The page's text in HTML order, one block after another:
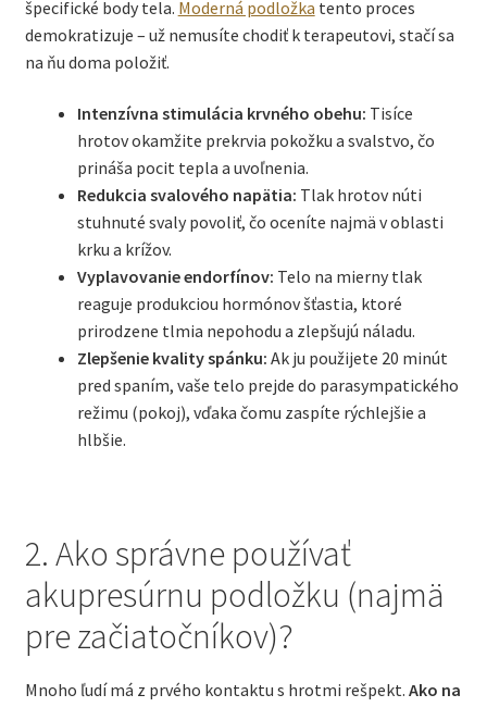
špecifické body tela. Moderná podložka tento proces
demokratizuje – už nemusíte chodiť k terapeutovi, stačí sa
na ňu doma položiť.
Intenzívna stimulácia krvného obehu: Tisíce
hrotov okamžite prekrvia pokožku a svalstvo, čo
prináša pocit tepla a uvoľnenia.
Redukcia svalového napätia: Tlak hrotov núti
stuhnuté svaly povoliť, čo oceníte najmä v oblasti
krku a krížov.
Vyplavovanie endorfínov: Telo na mierny tlak
reaguje produkciou hormónov šťastia, ktoré
prirodzene tlmia nepohodu a zlepšujú náladu.
Zlepšenie kvality spánku: Ak ju použijete 20 minút
pred spaním, vaše telo prejde do parasympatického
režimu (pokoj), vďaka čomu zaspíte rýchlejšie a
hlbšie.
2. Ako správne používať
akupresúrnu podložku (najmä
pre začiatočníkov)?
Mnoho ľudí má z prvého kontaktu s hrotmi rešpekt. Ako na